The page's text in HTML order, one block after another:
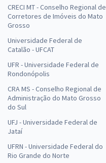
CRECI MT - Conselho Regional de
Corretores de Imóveis do Mato
Grosso
Universidade Federal de
Catalão - UFCAT
UFR - Universidade Federal de
Rondonópolis
CRA MS - Conselho Regional de
Administração do Mato Grosso
do Sul
UFJ - Universidade Federal de
Jataí
UFRN - Universidade Federal do
Rio Grande do Norte